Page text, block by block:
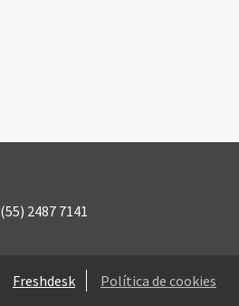
(55) 2487 7141
Freshdesk Política de cookies